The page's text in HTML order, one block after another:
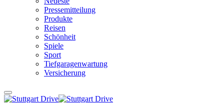
Pressemitteilung
Produkte
Reisen
Schönheit
Spiele
Sport
Tiefgaragenwartung
Versicherung